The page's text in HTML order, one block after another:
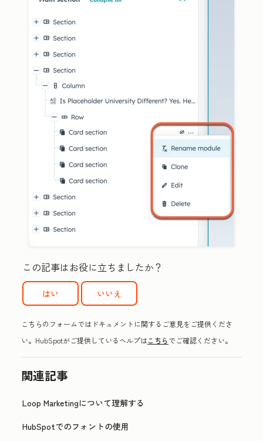
この記事はお役に立ちましたか？
はい いいえ
こちらのフォームではドキュメントに関するご意見をご提供くださ
い。HubSpotがご提供しているヘルプはこちらでご確認ください。
関連記事
Loop Marketingについて理解する
HubSpotでのフォントの使用